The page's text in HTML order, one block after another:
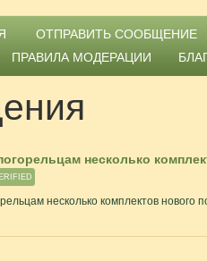
ОТПРАВИТЬ СООБЩЕНИЕ
ПРАВИЛА МОДЕРАЦИИ
несколько
несколько комплектов